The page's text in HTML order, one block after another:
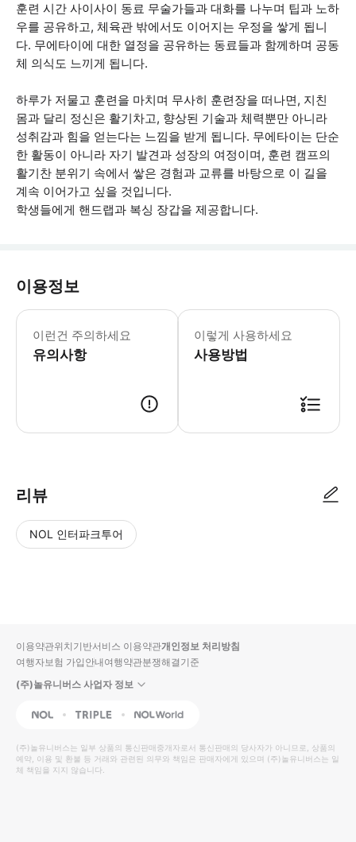
훈련 시간 사이사이 동료 무술가들과 대화를 나누며 팁과 노하
우를 공유하고, 체육관 밖에서도 이어지는 우정을 쌓게 됩니
다. 무에타이에 대한 열정을 공유하는 동료들과 함께하며 공동
체 의식도 느끼게 됩니다.
하루가 저물고 훈련을 마치며 무사히 훈련장을 떠나면, 지친
몸과 달리 정신은 활기차고, 향상된 기술과 체력뿐만 아니라
성취감과 힘을 얻는다는 느낌을 받게 됩니다. 무에타이는 단순
한 활동이 아니라 자기 발견과 성장의 여정이며, 훈련 캠프의
활기찬 분위기 속에서 쌓은 경험과 교류를 바탕으로 이 길을
계속 이어가고 싶을 것입니다.
학생들에게 핸드랩과 복싱 장갑을 제공합니다.
이용정보
이런건 주의하세요
유의사항
훈련 클래스 진행 시간: 1시간 30분/예
이렇게 사용하세요
사용방법
리뷰
NOL 인터파크투어
입니
다.
높
은
순
동
영
상
순
상
이용약관위치기반서비스 이용약관개인정보 처리방침
여행자보험 가입안내여행약관분쟁해결기준
(주)놀유니버스 사업자 정보
NOL Triple Interpark Global
(주)놀유니버스는 일부 상품의 통신판매중개자로서 통신판매의 당사자가 아니므로, 상품의
예약, 이용 및 환불 등 거래와 관련된 의무와 책임은 판매자에게 있으며 (주)놀유니버스는 일
체 책임을 지지 않습니다.